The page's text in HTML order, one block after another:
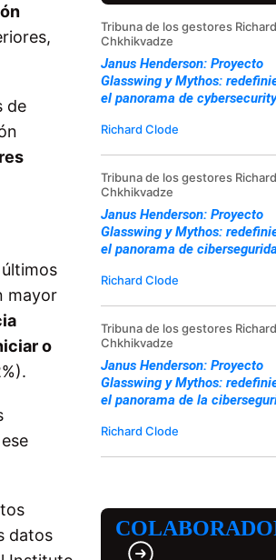
de
mayor
o
datos
Tribuna de los gestores
Chkhikvadze
Janus Henderson: Proyecto
Glasswing y Mythos:
el panorama de cybersecurity
Richard Clode
Tribuna de los gestores
Chkhikvadze
Janus Henderson: Proyecto
Glasswing y Mythos:
el panorama de
Richard Clode
Tribuna de los gestores
Chkhikvadze
Janus Henderson: Proyecto
Glasswing y Mythos:
el panorama de la
Richard Clode